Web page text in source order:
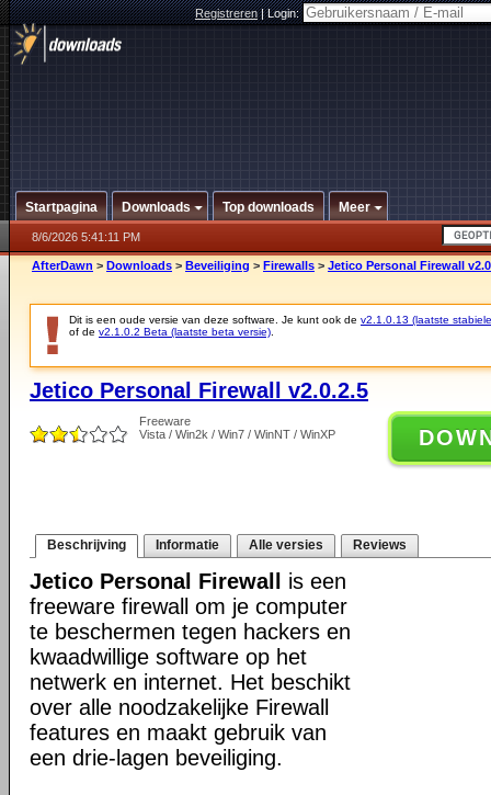
Registreren|Login:
Startpagina Downloads Top downloads Meer
8/6/2026 5:41:11 PM
AfterDawn > Downloads > Beveiliging > Firewalls > Jetico Personal Firewall
Dit is een oude versie van deze software. Je kunt ook de v2.1.0.13 (laatste
of de v2.1.0.2 Beta (laatste beta versie)
Jetico Personal Firewall v2.0.2.5
Freeware
Vista / Win2k / Win7 / WinNT / WinXP
Beschrijving Informatie Alle versies Reviews
Jetico Personal Firewall
is een
freeware firewall om je computer
te beschermen tegen hackers en
kwaadwillige software op het
netwerk en internet. Het beschikt
over alle noodzakelijke Firewall
features en maakt gebruik van
een drie-lagen beveiliging.